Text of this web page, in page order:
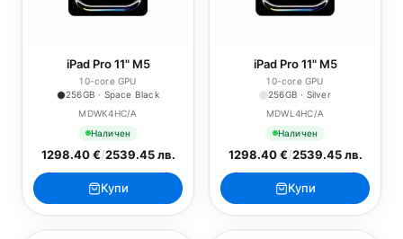
iPad Pro 11" M5
10-core GPU
256GB · Space Black
MDWK4HC/A
Наличен
1298.40 €/2539.45 лв.
Купи
iPad Pro 11" M5
10-core GPU
256GB · Silver
MDWL4HC/A
Наличен
1298.40 €/2539.45 лв.
Купи